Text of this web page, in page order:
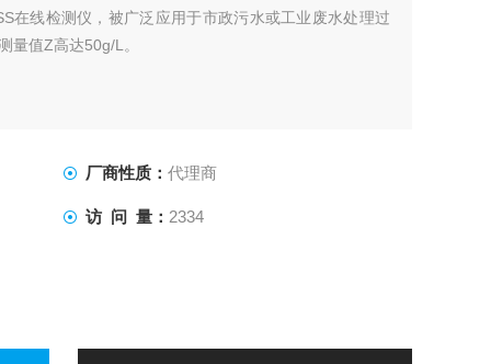
在线检测仪，被广泛应用于市政污水或工业废水处理过
量值Z高达50g/L。
厂商性质： 代理商
访 问 量： 2334